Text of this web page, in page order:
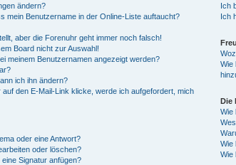
ändern?
mein Benutzername in der Online-Liste auftaucht?
aber die Forenuhr geht immer noch falsch!
Board nicht zur Auswahl!
meinem Benutzernamen angezeigt werden?
ich ihn ändern?
den E-Mail-Link klicke, werde ich aufgefordert, mich
oder eine Antwort?
oder löschen?
Signatur anfügen?
Ich
Ich
Wie
Die
Wie
Wie
Wie